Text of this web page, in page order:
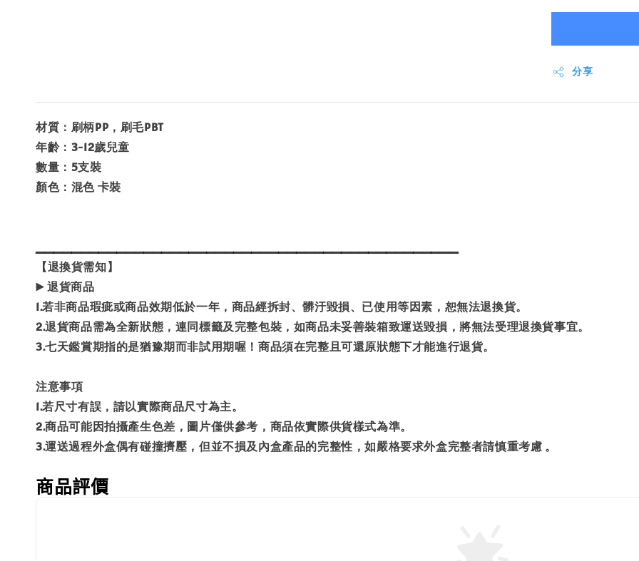
分享
材質：刷柄PP，刷毛PBT
年齡：3-12歲兒童
數量：5支裝
顏色：混色 卡裝
【退換貨需知】
▶️ 退貨商品
1.若非商品瑕疵或商品效期低於一年，商品經拆封、髒汙毀損、已使用等因素，恕無法退換貨。
2.退貨商品需為全新狀態，連同標籤及完整包裝，如商品未妥善裝箱致運送毀損，將無法受理退換貨事宜。
3.七天鑑賞期指的是猶豫期而非試用期喔！商品須在完整且可還原狀態下才能進行退貨。
注意事項
1.若尺寸有誤，請以實際商品尺寸為主。
2.商品可能因拍攝產生色差，圖片僅供參考，商品依實際供貨樣式為準。
3.運送過程外盒偶有碰撞擠壓，但並不損及內盒產品的完整性，如嚴格要求外盒完整者請慎重考慮 。
商品評價